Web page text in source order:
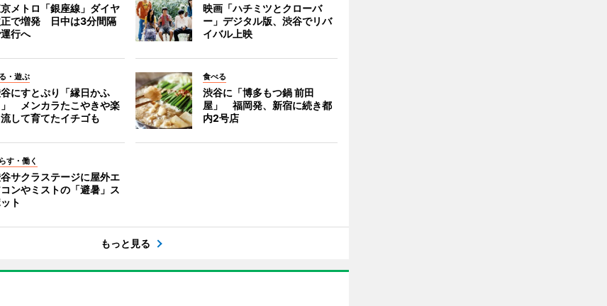
メトロ「銀座線」ダイヤ
で増発 日中は3分間隔
行へ
映画「ハチミツとクローバ
ー」デジタル版、渋谷でリバ
イバル上映
・遊ぶ
にすとぷり「縁日かふ
」 メンカラたこやきや楽
して育てたイチゴも
食べる
渋谷に「博多もつ鍋 前田
屋」 福岡発、新宿に続き都
内2号店
す・働く
サクラステージに屋外エ
ンやミストの「避暑」ス
ト
もっと見る